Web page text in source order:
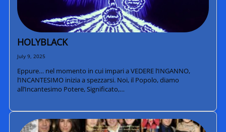
HOLYBLACK
July 9, 2025
Eppure… nel momento in cui impari a VEDERE l’INGANNO,
l’INCANTESIMO inizia a spezzarsi. Noi, il Popolo, diamo
all’Incantesimo Potere, Significato,…